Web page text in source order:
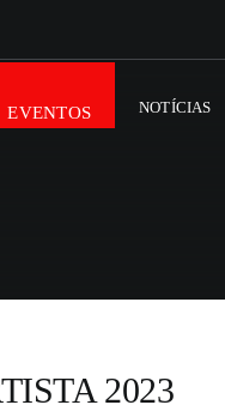
EVENTOS NOTÍCIAS
2023